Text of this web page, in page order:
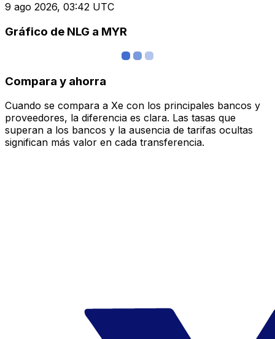
9 ago 2026, 03:42 UTC
Gráfico de NLG a MYR
Compara y ahorra
Cuando se compara a Xe con los principales bancos y
proveedores, la diferencia es clara. Las tasas que
superan a los bancos y la ausencia de tarifas ocultas
significan más valor en cada transferencia.